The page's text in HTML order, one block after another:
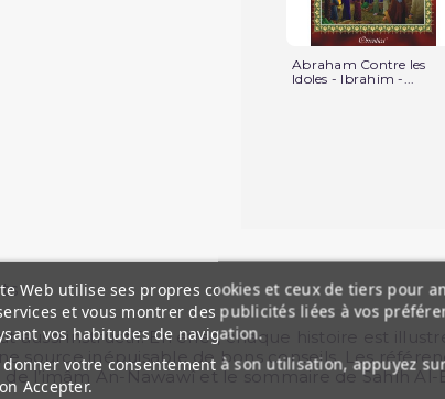
Abraham Contre les
Idoles - Ibrahim -...
aussi instructif. En effet, chaque histoire est
source inépuisable de bons conseils. Les
de l’imâm An-Nawawî et le sommaire de Sahîh
Web utilise ses propres cookies et ceux de tiers pour
et vous montrer des publicités liées à vos
vos habitudes de navigation.
donner votre consentement à son utilisation, appuyez
Accepter.